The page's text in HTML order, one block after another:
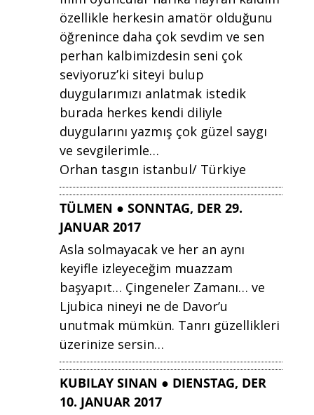
özellikle herkesin amatör olduğunu
öğrenince daha çok sevdim ve sen
perhan kalbimizdesin seni çok
seviyoruz’ki siteyi bulup
duygularımızı anlatmak istedik
burada herkes kendi diliyle
duygularını yazmış çok güzel saygı
ve sevgilerimle…
Orhan tasgın istanbul/ Türkiye
TÜLMEN ● SONNTAG, DER 29.
JANUAR 2017
Asla solmayacak ve her an aynı
keyifle izleyeceğim muazzam
başyapıt… Çingeneler Zamanı… ve
Ljubica nineyi ne de Davor’u
unutmak mümkün. Tanrı güzellikleri
üzerinize sersin…
KUBILAY SINAN ● DIENSTAG, DER
10. JANUAR 2017